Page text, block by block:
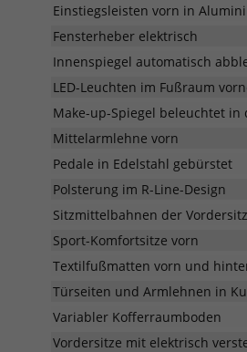
Einstiegsleisten vorn in
Fensterheber elektrisch
Innenspiegel automatisch
LED-Leuchten im Fußraum
Make-up-Spiegel beleuchtet in
Mittelarmlehne vorn
Pedale in Edelstahl gebürstet
Polsterung im R-Line-Design
Sitzmittelbahnen der
Sport-Komfortsitze vorn
Textilfußmatten vorn und
Türseiten und Armlehnen in
Variabler Kofferraumboden
Vordersitze mit elektrisch